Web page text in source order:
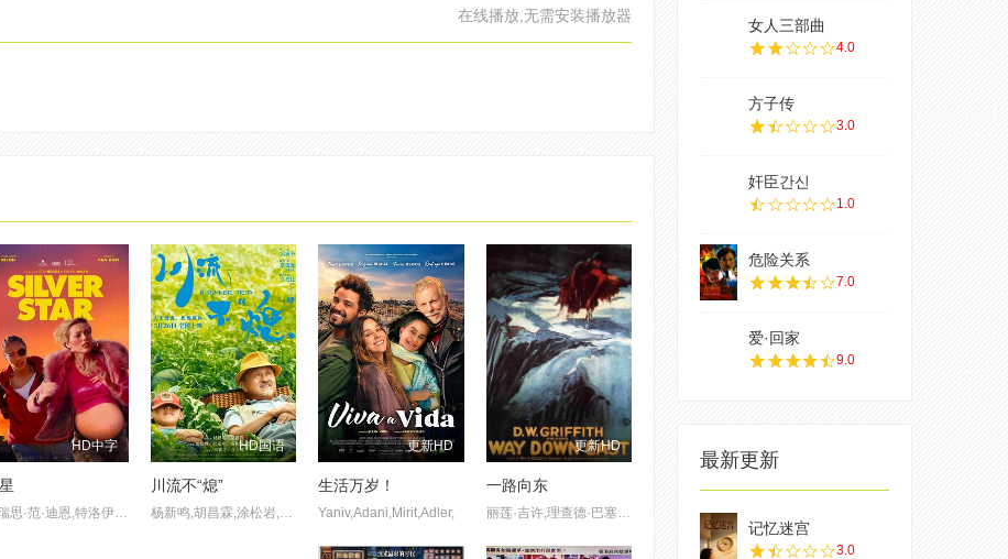
在线播放,无需安装播放器
HD中字
格瑞思·范·迪恩,特洛伊·丽-安妮·约翰逊,乔纳斯·戴维斯,叶卡捷琳娜·贝克,Tamara Fruits,Getchie Argetsinger,Joey Giambattista,Josh Silverman,Amy Tribbey,诺亚·费舍尔,Odley Jean,Jarvis Tomdio,Albert M. Chan,Brian Coll,戴夫·费里尔,Donnie Francis,Sandy Hadley,Lisa Hodsoll,柯克·凯利,Charlie Mac
HD国语
川流不“熄”
杨新鸣,胡昌霖,涂松岩,代乐乐,杨童舒,巩峥,何赛飞,林永健,毕克辰
更新HD
生活万岁！
Yaniv,Adani,Mirit,Adler,
更新HD
一路向东
丽莲·吉许,理查德·巴塞尔梅斯,Mrs. David Landau,洛威·舍曼,布尔·麦因托什,Josephine Bernard,Mrs. Morgan Belmont,Patricia Fruen,弗洛伦斯·肖特,凯特·布鲁斯,Vivia Ogden,波特·斯特朗,George Neville,Edgar Nelson,Mary Hay,克莱顿·黑尔,埃米莉·菲茨罗伊,卡罗尔·戴姆斯特,保罗·波尔卡西,Athole Shearer,瑙玛·希拉
女人三部曲
4.0
方子传
3.0
奸臣간신
1.0
危险关系
7.0
爱·回家
9.0
最新更新
记忆迷宫
3.0